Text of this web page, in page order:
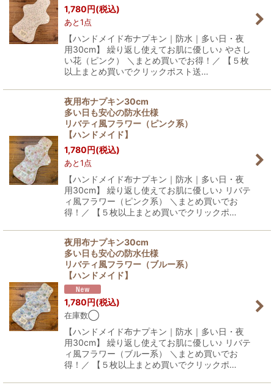
1,780円(税込)
あと1点
【ハンドメイド布ナプキン｜防水｜多い日・夜
用30cm】 繰り返し使えてお肌に優しい♪ やさし
い花（ピンク） ＼まとめ買いでお得！／ 【５枚
以上まとめ買いでクリックポスト送…
夜用布ナプキン30cm
多い日も安心の防水仕様
リバティ風フラワー（ピンク系）
【ハンドメイド】
1,780円(税込)
あと1点
【ハンドメイド布ナプキン｜防水｜多い日・夜
用30cm】 繰り返し使えてお肌に優しい♪ リバテ
ィ風フラワー（ピンク系） ＼まとめ買いでお
得！／ 【５枚以上まとめ買いでクリックポ…
夜用布ナプキン30cm
多い日も安心の防水仕様
リバティ風フラワー（ブルー系）
【ハンドメイド】
1,780円(税込)
在庫数◯
【ハンドメイド布ナプキン｜防水｜多い日・夜
用30cm】 繰り返し使えてお肌に優しい♪ リバテ
ィ風フラワー（ブルー系） ＼まとめ買いでお
得！／ 【５枚以上まとめ買いでクリックポ…